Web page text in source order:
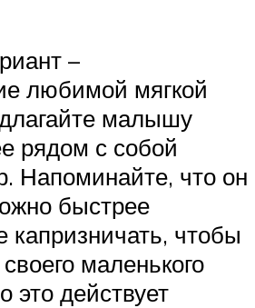
–
любимой мягкой
малышу
рядом с собой
Напоминайте, что он
быстрее
капризничать, чтобы
маленького
это действует